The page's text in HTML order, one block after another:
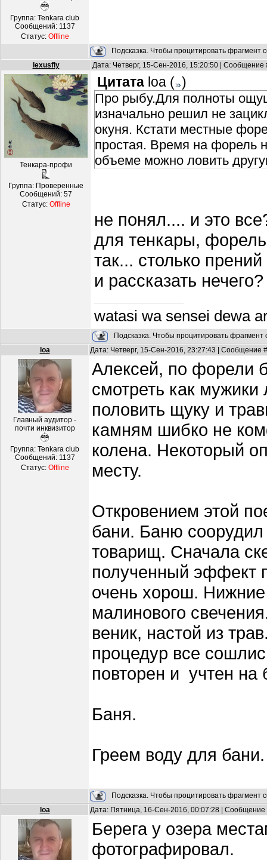
Группа: Tenkara club
Сообщений: 1137
Статус: Offline
Подсказка. Чтобы процитировать фрагмент
lexusfly
Дата: Четверг, 15-Сен-2016, 15:20:50 | Сообщение
Тенкара-профи
Группа: Проверенные
Сообщений: 57
Статус: Offline
Цитата loa ( )
Про рыбу.Для полноты
изначально решил не
окуня. Кстати местные
простая. Время на форель
объеме можно ловить
не понял.... и это
для тенкары,
так... столько
и рассказать нечего?
watasi wa sensei dewa
Подсказка. Чтобы процитировать
loa
Дата: Четверг, 15-Сен-2016, 23:27:43 | Сообщение
Главный аудитор -
почти инквизитор
Группа: Tenkara club
Сообщений: 1137
Статус: Offline
Алексей, по форели
смотреть как
половить щуку и
камням шибко не
колена. Некоторый
месту.
Откровением этой
бани. Баню
товарищ. Сначала
полученный эффект
очень хорош.
малинового
веник, настой из
процедур все
повторен и учтен на
Баня.
Греем воду для бани.
Подсказка. Чтобы процитировать фрагмент
loa
Дата: Пятница, 16-Сен-2016, 00:07:28 |
Берега у озера
фотографировал.